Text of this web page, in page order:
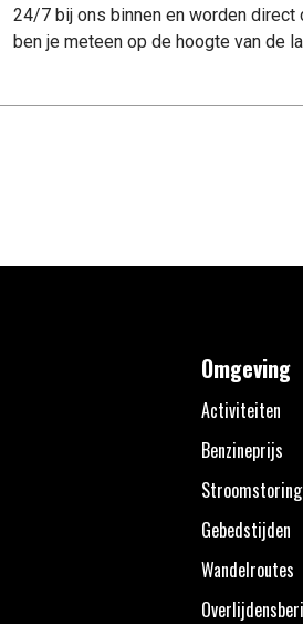
24/7 bij ons binnen en worden
ben je meteen op de hoogte van de
Omgeving
Activiteiten
Benzineprijs
Stroomstoring
Gebedstijden
Wandelroutes